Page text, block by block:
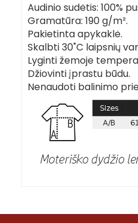
Audinio sudėtis: 100%
Gramatūra: 190 g/m².
Pakietinta apykaklė.
Skalbti 30˚C laipsnių
Lyginti žemoje
Džiovinti įprastu būdu.
Nenaudoti balinimo